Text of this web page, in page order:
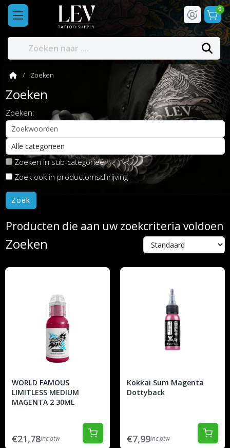
0
Zoeken
Zoeken
Zoeken:
Zoeken in sub-categorieën
Zoek ook in productomschrijving
Producten die aan uw zoekcriteria voldoen
Zoeken
WORLD FAMOUS
LIMITLESS MEDIUM
MAGENTA 2 30ML
€21,78inc btw
Kokkai Sum Magenta
Dottyback
€7,99inc btw